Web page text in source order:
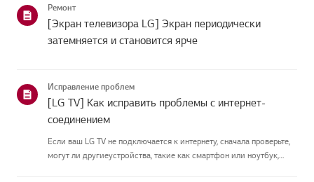
приложение для вашей ...
Ремонт
[Экран телевизора LG] Экран периодически
затемняется и становится ярче
Исправление проблем
[LG TV] Как исправить проблемы с интернет-
соединением
Если ваш LG TV не подключается к интернету, сначала проверьте,
могут ли другиеустройства, такие как смартфон или ноутбук,